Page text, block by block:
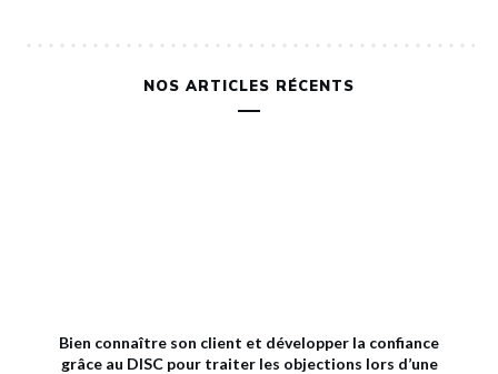
NOS ARTICLES RÉCENTS
Bien connaître son client et développer la confiance
grâce au DISC pour traiter les objections lors d’une